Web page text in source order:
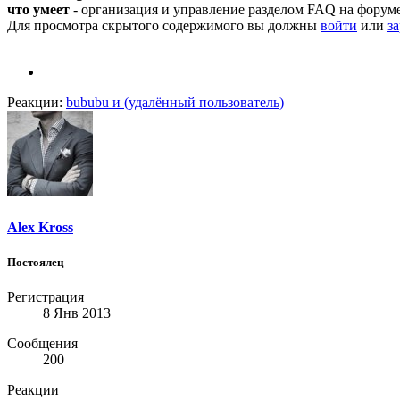
что умеет - организация и управление разделом FAQ на
Для просмотра скрытого содержимого вы должны войти или
Реакции: bububu и (удалённый пользователь)
Alex Kross
Постоялец
Регистрация
8 Янв 2013
Сообщения
200
Реакции